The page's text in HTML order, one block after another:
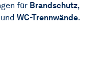
für Brandschutz,
undWC-Trennwände.